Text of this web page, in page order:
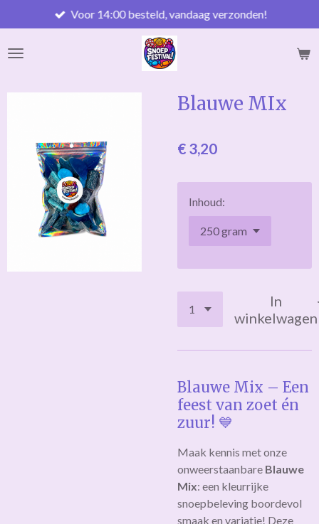
direct
naar
Voor 14:00 besteld, vandaag verzonden!
Blauwe MIx
€ 3,20
Inhoud:
In
winkelwagen
Blauwe Mix – Een
feest van zoet én
zuur! 💙
Maak kennis met onze
onweerstaanbare Blauwe
Mix: een kleurrijke
snoepbeleving boordevol
smaak en variatie! Deze